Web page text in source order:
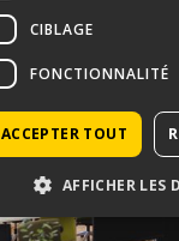
CIBLAGE
FONCTIONNALITÉ
ACCEPTER TOUT
AFFICHER LES